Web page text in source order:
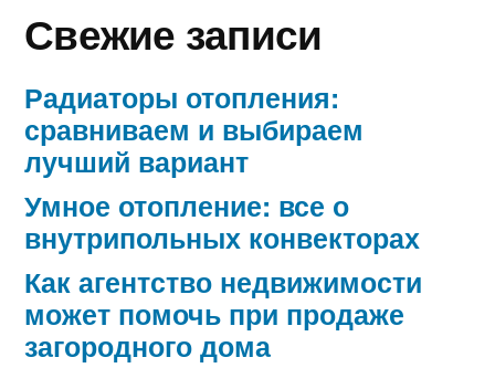
Свежие записи
Радиаторы отопления:
сравниваем и выбираем
лучший вариант
Умное отопление: все о
внутрипольных конвекторах
Как агентство недвижимости
может помочь при продаже
загородного дома